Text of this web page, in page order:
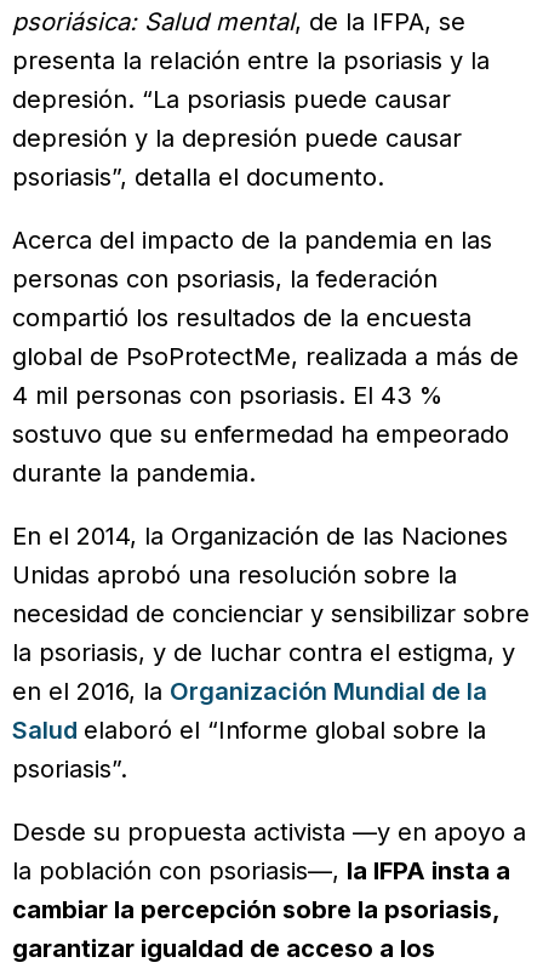
psoriásica: Salud mental, de la IFPA, se
presenta la relación entre la psoriasis y la
depresión. “La psoriasis puede causar
depresión y la depresión puede causar
psoriasis”, detalla el documento.
Acerca del impacto de la pandemia en las
personas con psoriasis, la federación
compartió los resultados de la encuesta
global de PsoProtectMe, realizada a más de
4 mil personas con psoriasis. El 43 %
sostuvo que su enfermedad ha empeorado
durante la pandemia.
En el 2014, la Organización de las Naciones
Unidas aprobó una resolución sobre la
necesidad de concienciar y sensibilizar sobre
la psoriasis, y de luchar contra el estigma, y
en el 2016, la Organización Mundial de la
Salud elaboró el “Informe global sobre la
psoriasis”.
Desde su propuesta activista —y en apoyo a
la población con psoriasis—, la IFPA insta a
cambiar la percepción sobre la psoriasis,
garantizar igualdad de acceso a los